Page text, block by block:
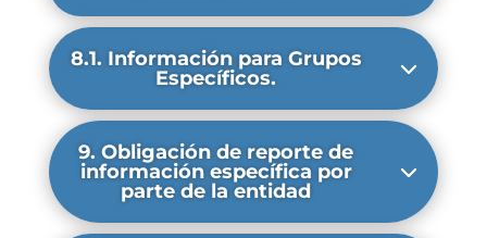
8.1. Información para Grupos
Específicos.
9. Obligación de reporte de
información específica por
parte de la entidad